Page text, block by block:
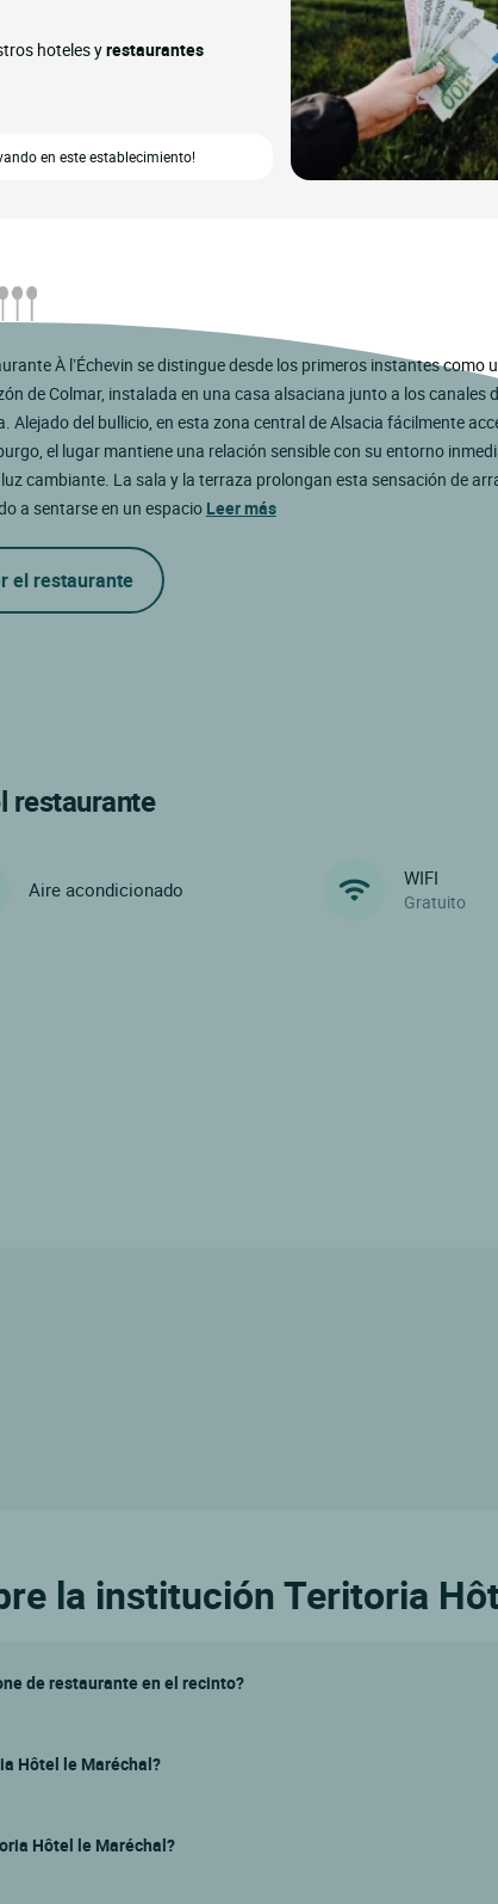
hoteles yrestaurantes
en este establecimiento!
À l’Échevin se distingue desde los primeros instantes como
de Colmar, instalada en una casa alsaciana junto a los canales
Alejado del bullicio, en esta zona central de Alsacia fácilmente
el lugar mantiene una relación sensible con su entorno
cambiante. La sala y la terraza prolongan esta sensación de
a sentarse en un espacio Leer más
el restaurante
restaurante
Aire acondicionado WIFI
Gratuito
la institución Teritoria
de restaurante en el recinto?
Hôtel le Maréchal?
Hôtel le Maréchal?